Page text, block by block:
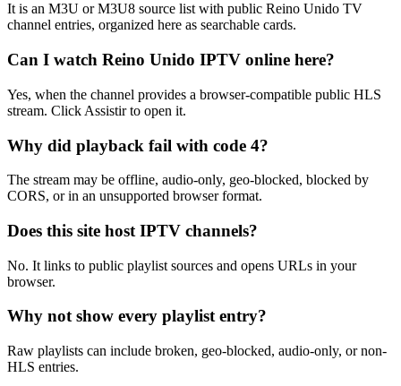
It is an M3U or M3U8 source list with public Reino Unido TV
channel entries, organized here as searchable cards.
Can I watch Reino Unido IPTV online here?
Yes, when the channel provides a browser-compatible public HLS
stream. Click Assistir to open it.
Why did playback fail with code 4?
The stream may be offline, audio-only, geo-blocked, blocked by
CORS, or in an unsupported browser format.
Does this site host IPTV channels?
No. It links to public playlist sources and opens URLs in your
browser.
Why not show every playlist entry?
Raw playlists can include broken, geo-blocked, audio-only, or non-
HLS entries.